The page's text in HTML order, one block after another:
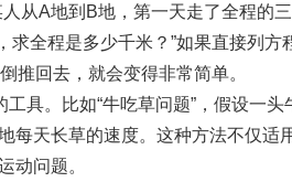
从A地到B地，第一天走了全程的
求全程是多少千米？”如果直接列方
推回去，就会变得非常简单。
工具。比如“牛吃草问题”，假设一
每天长草的速度。这种方法不仅适
动问题。